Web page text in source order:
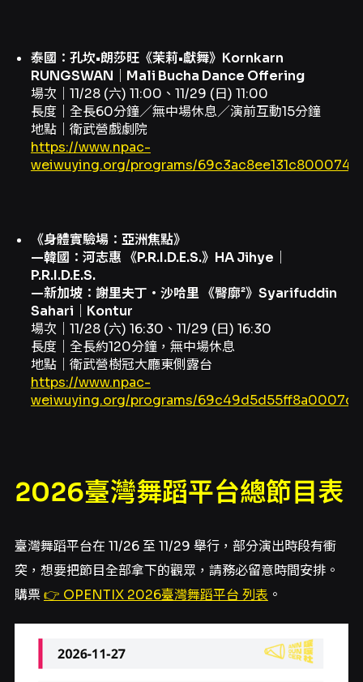
泰國：孔坎•朗莎旺《茉莉•獻舞》Kornkarn
RUNGSWAN｜Mali Bucha Dance Offering
場次｜11/28 (六) 11:00、11/29 (日) 11:00
長度｜全長60分鐘／無中場休息／演前互動15分鐘
地點｜衛武營戲劇院
https://www.npac-
weiwuying.org/programs/
《身體實驗場：亞洲焦點》
—韓國：河志惠 《P.R.I.D.E.S.》HA Jihye｜
P.R.I.D.E.S.
—新加坡：謝里夫丁・沙哈里 《臀廓²》Syarifuddin
Sahari｜Kontur
場次｜11/28 (六) 16:30、11/29 (日) 16:30
長度｜全長約120分鐘，無中場休息
地點｜衛武營樹冠大廳東側露台
https://www.npac-
weiwuying.org/programs/
2026臺灣舞蹈平台總節目表
臺灣舞蹈平台在 11/26 至 11/29 舉行，部分演出時段有衝
突，想要把節目全部拿下的觀眾，請務必留意時間安排。
購票👉 OPENTIX 2026臺灣舞蹈平台 列表 。